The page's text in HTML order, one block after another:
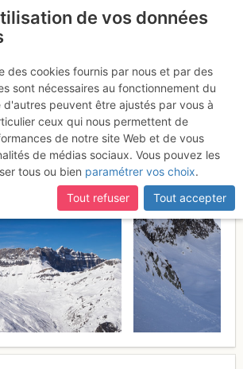
Lacs Noirs : Par
la Charlanon et
Lundi 13 février 2017
de vos données
des cookies fournis par nous et par des
sont nécessaires au fonctionnement du
d'autres peuvent être ajustés par vous à
ceux qui nous permettent de
de notre site Web et de vous
de médias sociaux. Vous pouvez les
tous ou bien paramétrer vos choix.
Tout refuser
Tout accepter